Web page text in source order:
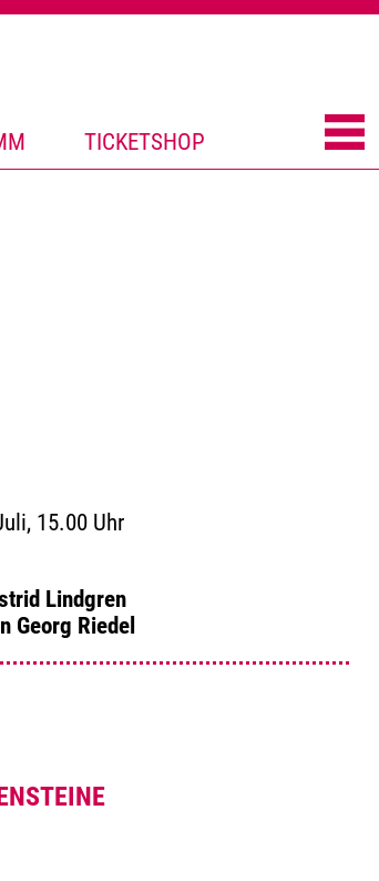
TICKETSHOP
15.00 Uhr
Lindgren
Georg Riedel